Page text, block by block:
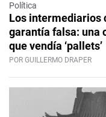
Política
Los intermediarios
garantía falsa: una
que vendía ‘pallets’
POR GUILLERMO DRAPER